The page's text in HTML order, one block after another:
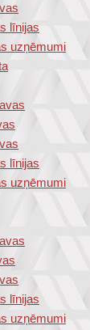
līnijas
uzņēmumi
līnijas
uzņēmumi
līnijas
uzņēmumi